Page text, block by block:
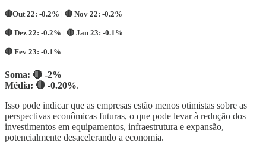
🔴Out 22: -0.2% | 🔴 Nov 22: -0.2%
🔴 Dez 22: -0.2% | 🔴 Jan 23: -0.1%
🔴 Fev 23: -0.1%
Soma: 🔴 -2%
Média: 🔴 -0.20%.
Isso pode indicar que as empresas estão menos otimistas sobre as
perspectivas econômicas futuras, o que pode levar à redução dos
investimentos em equipamentos, infraestrutura e expansão,
potencialmente desacelerando a economia.